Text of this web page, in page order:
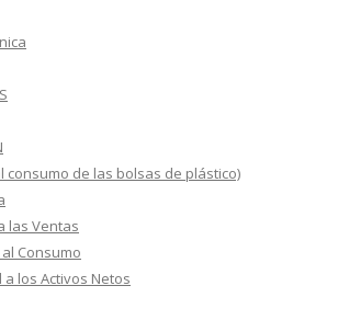
consumo de las bolsas de plástico)
las Ventas
Consumo
los Activos Netos